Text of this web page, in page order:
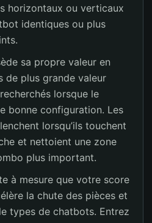
horizontaux ou verticaux
identiques ou plus
sa propre valeur en
de plus grande valeur
lorsque le
bonne configuration. Les
lorsqu’ils touchent
et nettoient une zone
plus important.
à mesure que votre score
la chute des pièces et
types de chatbots. Entrez